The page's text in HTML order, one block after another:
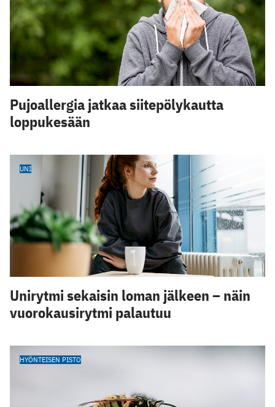
Pujoallergia jatkaa siitepölykautta
loppukesään
UNI
Unirytmi sekaisin loman jälkeen – näin
vuorokausirytmi palautuu
HYÖNTEISEN PISTO